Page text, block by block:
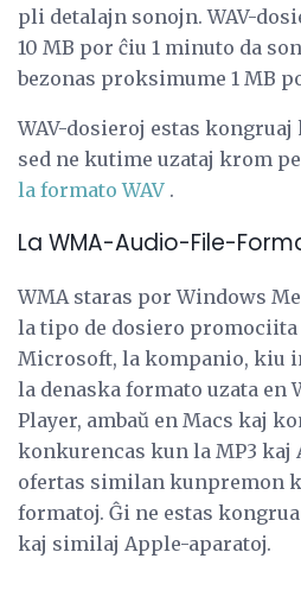
pli detalajn sonojn. WAV-
10 MB por ĉiu 1 minuto da
bezonas proksimume 1 MB
WAV-dosieroj estas
sed ne kutime uzataj krom
la formato WAV .
La WMA-Audio-File-
WMA staras por Windows
la tipo de dosiero promociita
Microsoft, la kompanio, kiu
la denaska formato uzata en
Player, ambaŭ en Macs kaj
konkurencas kun la MP3 kaj
ofertas similan kunpremon
formatoj. Ĝi ne estas
kaj similaj Apple-aparatoj.